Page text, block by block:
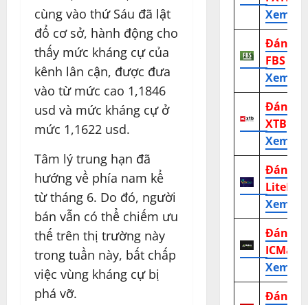
cùng vào thứ Sáu đã lật
đổ cơ sở, hành động cho
thấy mức kháng cự của
kênh lân cận, được đưa
vào từ mức cao 1,1846
usd và mức kháng cự ở
mức 1,1622 usd.
Tâm lý trung hạn đã
hướng về phía nam kể
từ tháng 6. Do đó, người
bán vẫn có thể chiếm ưu
thế trên thị trường này
trong tuần này, bất chấp
việc vùng kháng cự bị
phá vỡ.
Xem
Đánh
FBS
Xem
Đánh
XTB
Xem
Đánh
Xem
Đánh
Xem
Đánh